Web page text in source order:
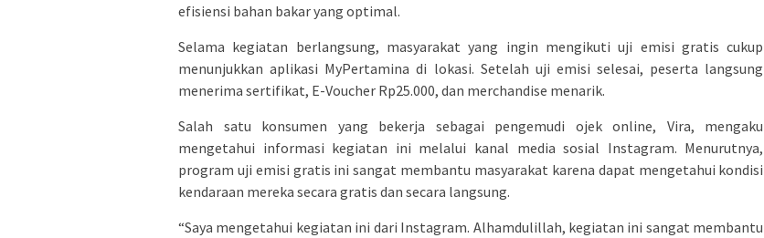
efisiensi bahan bakar yang optimal.
Selama kegiatan berlangsung, masyarakat yang ingin mengikuti uji emisi gratis cukup
menunjukkan aplikasi MyPertamina di lokasi. Setelah uji emisi selesai, peserta langsung
menerima sertifikat, E-Voucher Rp25.000, dan merchandise menarik.
Salah satu konsumen yang bekerja sebagai pengemudi ojek online, Vira, mengaku
mengetahui informasi kegiatan ini melalui kanal media sosial Instagram. Menurutnya,
program uji emisi gratis ini sangat membantu masyarakat karena dapat mengetahui kondisi
kendaraan mereka secara gratis dan secara langsung.
“Saya mengetahui kegiatan ini dari Instagram. Alhamdulillah, kegiatan ini sangat membantu